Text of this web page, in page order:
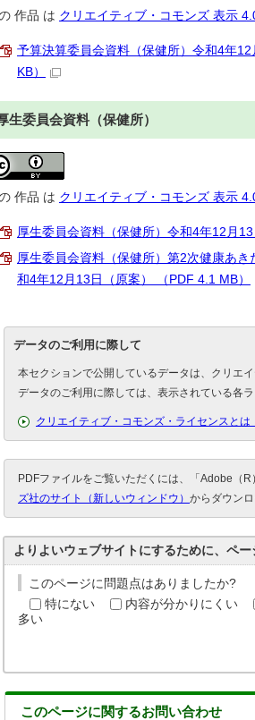
作品 は クリエイティブ・コモンズ 表示
予算決算委員会資料（保健所）令和4年
KB）
生委員会資料（保健所）
作品 は クリエイティブ・コモンズ 表示
厚生委員会資料（保健所）令和4年12月13
厚生委員会資料（保健所）第2次健康あ
和4年12月13日（原案） （PDF 4.1 MB）
データのご利用に際して
本セクションで公開しているデータは、クリエ
データのご利用に際しては、表示されている各
クリエイティブ・コモンズ・ライセンスとは
PDFファイルをご覧いただくには、「Adobe（
ズ社のサイト（新しいウィンドウ） からダウン
よりよいウェブサイトにするために、ペー
このページに問題点はありましたか?
特にない
内容が分かりにくい
多い
このページに関するお問い合わせ